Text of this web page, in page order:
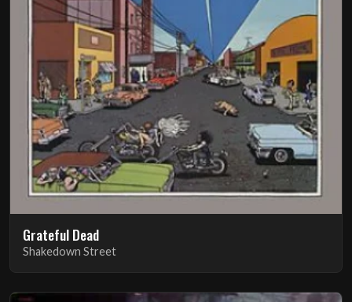
Grateful Dead
Shakedown Street